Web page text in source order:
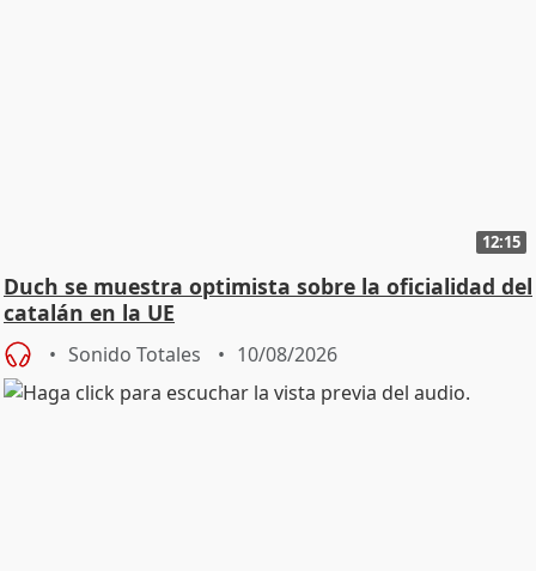
12:15
Duch se muestra optimista sobre la oficialidad del
catalán en la UE
Sonido Totales 10/08/2026